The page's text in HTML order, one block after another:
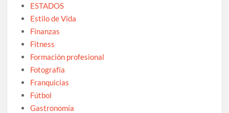
ESTADOS
Estilo de Vida
Finanzas
Fitness
Formación profesional
Fotografía
Franquicias
Fútbol
Gastronomía